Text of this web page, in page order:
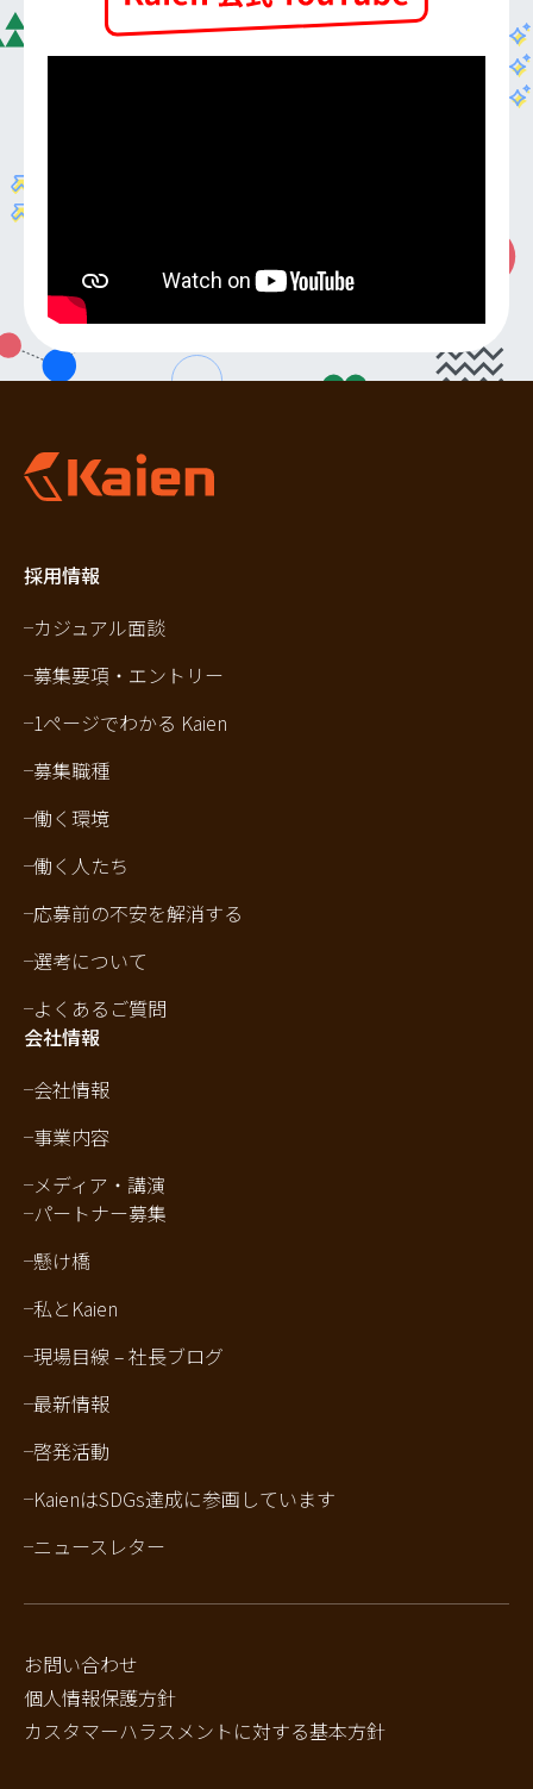
採用情報
カジュアル面談
募集要項・エントリー
1ページでわかる Kaien
募集職種
働く環境
働く人たち
応募前の不安を解消する
選考について
よくあるご質問
会社情報
会社情報
事業内容
メディア・講演
パートナー募集
懸け橋
私とKaien
現場目線 – 社長ブログ
最新情報
啓発活動
KaienはSDGs達成に参画しています
ニュースレター
お問い合わせ
個人情報保護方針
カスタマーハラスメントに対する基本方針